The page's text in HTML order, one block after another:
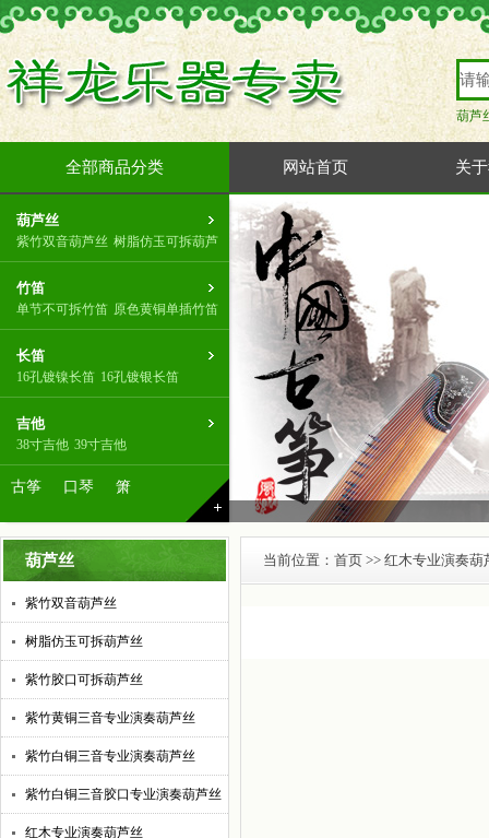
葫芦
全部商品分类
葫芦丝
紫竹双音葫芦丝 树脂仿玉可拆葫芦
竹笛
单节不可拆竹笛 原色黄铜单插竹笛
长笛
16孔镀镍长笛 16孔镀银长笛
吉他
38寸吉他 39寸吉他
古筝 口琴 箫
网站首页 关
葫芦丝
紫竹双音葫芦丝
树脂仿玉可拆葫芦丝
紫竹胶口可拆葫芦丝
紫竹黄铜三音专业演奏葫芦丝
紫竹白铜三音专业演奏葫芦丝
紫竹白铜三音胶口专业演奏葫芦丝
红木专业演奏葫芦丝
当前位置： 首页 >> 红木专业演奏葫